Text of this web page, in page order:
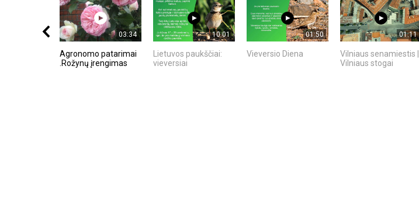
03:34
Agronomo patarimai
.Rožynų įrengimas
10:01
Lietuvos paukščiai:
vieversiai
01:50
Vieversio Diena
01:11
Vilniaus senamiestis |
Vilniaus stogai